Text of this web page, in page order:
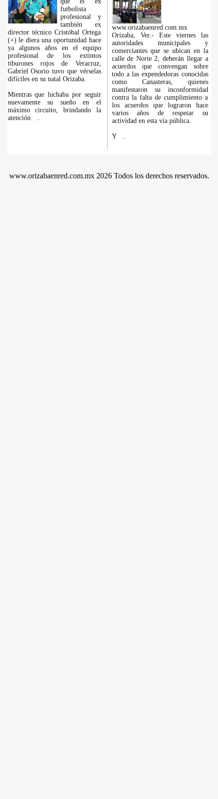
futbolista
profesional y
también ex
director técnico Cristóbal Ortega
(+) le diera una oportunidad hace
ya algunos años en el equipo
profesional de los extintos
tiburones rojos de Veracruz,
Gabriel Osorio tuvo que vérselas
difíciles en su natal Orizaba.
Mientras que luchaba por seguir
nuevamente su sueño en el
máximo circuito, brindando la
atención
www.orizabaenred.com.mx
Orizaba, Ver.- Este viernes las
autoridades municipales y
comerciantes que se ubican en la
calle de Norte 2, deberán llegar a
acuerdos que convengan sobre
todo a las expendedoras conocidas
como Canasteras, quienes
manifestaron su inconformidad
contra la falta de cumplimiento a
los acuerdos que lograron hace
varios años de respetar su
actividad en esta vía pública.
Y
www.orizabaenred.com.mx 2026 Todos los derechos reservados.